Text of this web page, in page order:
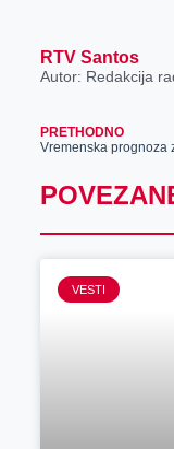
RTV Santos
Autor: Redakcija
PRETHODNO
VESTI